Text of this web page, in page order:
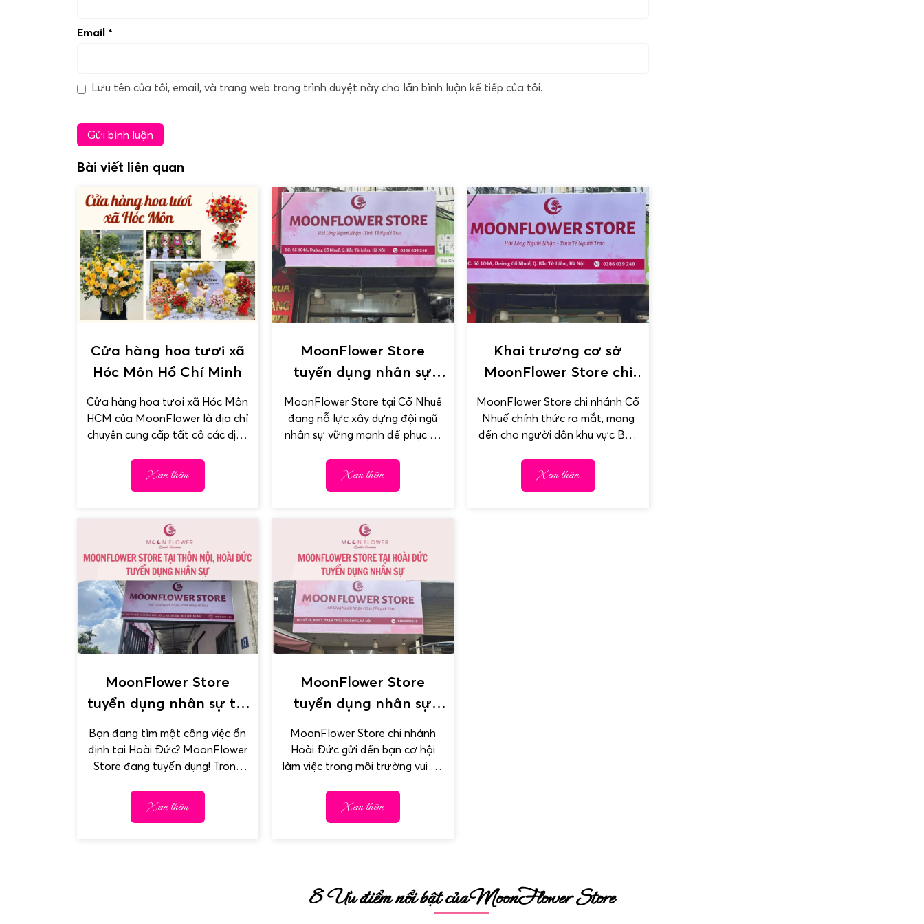
Email *
Lưu tên của tôi, email, và trang web trong trình duyệt này cho lần bình luận kế tiếp của tôi.
Bài viết liên quan
Cửa hàng hoa tươi xã
Hóc Môn Hồ Chí Minh
Cửa hàng hoa tươi xã Hóc Môn
HCM của MoonFlower là địa chỉ
chuyên cung cấp tất cả các dịch
Xem thêm
MoonFlower Store
tuyển dụng nhân sự
làm việc tại Cổ Nhuế
MoonFlower Store tại Cổ Nhuế
đang nỗ lực xây dựng đội ngũ
nhân sự vững mạnh để phục vụ
Xem thêm
Khai trương cơ sở
MoonFlower Store chi
MoonFlower Store chi nhánh Cổ
Nhuế chính thức ra mắt, mang
đến cho người dân khu vực Bắc
Xem thêm
MoonFlower Store
tuyển dụng nhân sự tại
Thôn Nội 2, Hoài Đức
Bạn đang tìm một công việc ổn
định tại Hoài Đức? MoonFlower
Store đang tuyển dụng! Trong
Xem thêm
MoonFlower Store
tuyển dụng nhân sự
MoonFlower Store chi nhánh
Hoài Đức gửi đến bạn cơ hội
làm việc trong môi trường vui vẻ,
Xem thêm
8 Ưu điểm nổi bật của MoonFlower Store